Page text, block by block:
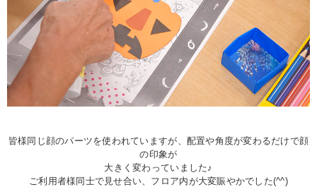
皆様同じ顔のパーツを使われていますが、配置や角度が変わるだけで顔
の印象が
大きく変わっていました♪
ご利用者様同士で見せ合い、フロア内が大変賑やかでした(^^)